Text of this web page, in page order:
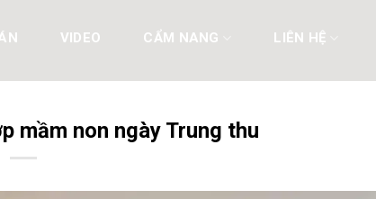
VIDEO CẨM NANG LIÊN HỆ
mầm non ngày Trung thu